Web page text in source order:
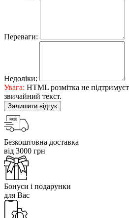
Переваги:
Недоліки:
Увага: HTML розмітка не
звичайний текст.
Залишити відгук
Безкоштовна доставка
від 3000 грн
Бонуси і подарунки
для Вас